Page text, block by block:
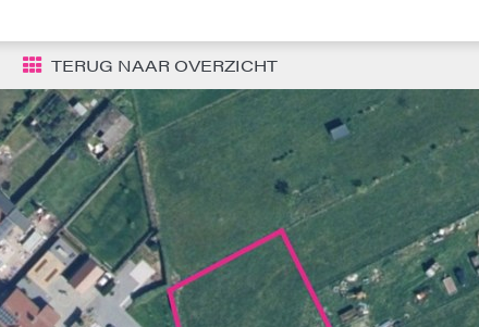
TERUG NAAR OVERZICHT